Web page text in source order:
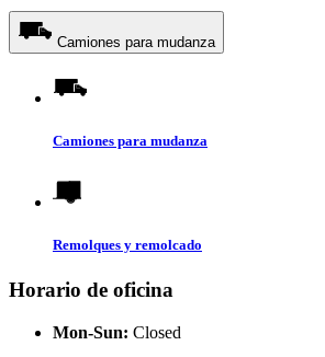
Camiones para mudanza
Camiones para mudanza
Remolques y remolcado
Horario de oficina
Mon-Sun: Closed